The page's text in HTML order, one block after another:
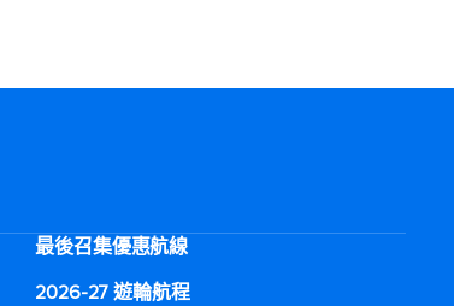
最後召集優惠航線
2026-27 遊輪航程